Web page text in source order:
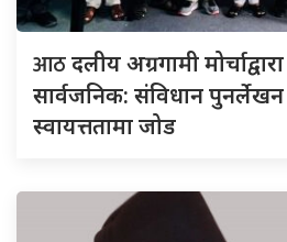
आठदलीय अग्रगामी
सार्वजनिक: संविधान पुनर्लेखन
स्वायत्ततामा जोड